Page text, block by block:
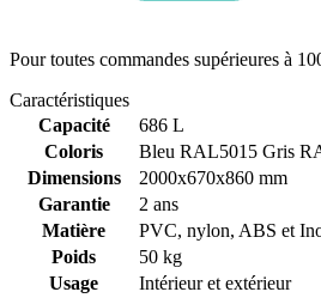
Pour toutes commandes supérieures à
Caractéristiques
Capacité
686 L
Coloris
Bleu RAL5015 Gris
Dimensions
2000x670x860 mm
Garantie
2 ans
Matière
PVC, nylon, ABS et
Poids
50 kg
Usage
Intérieur et extérieur